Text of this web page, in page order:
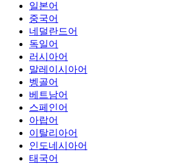
일본어
중국어
네덜란드어
독일어
러시아어
말레이시아어
벵골어
베트남어
스페인어
아랍어
이탈리아어
인도네시아어
태국어